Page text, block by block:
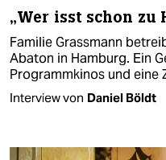
„Wer isst schon zu
Familie Grassmann
Abaton in Hamburg. Ein
Programmkinos und eine
Interview von Daniel Böldt